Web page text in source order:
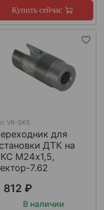
Купить сейчас
VR-SKS
для
ДТК на
М24х1,5,
7.62
812 ₽
В наличии